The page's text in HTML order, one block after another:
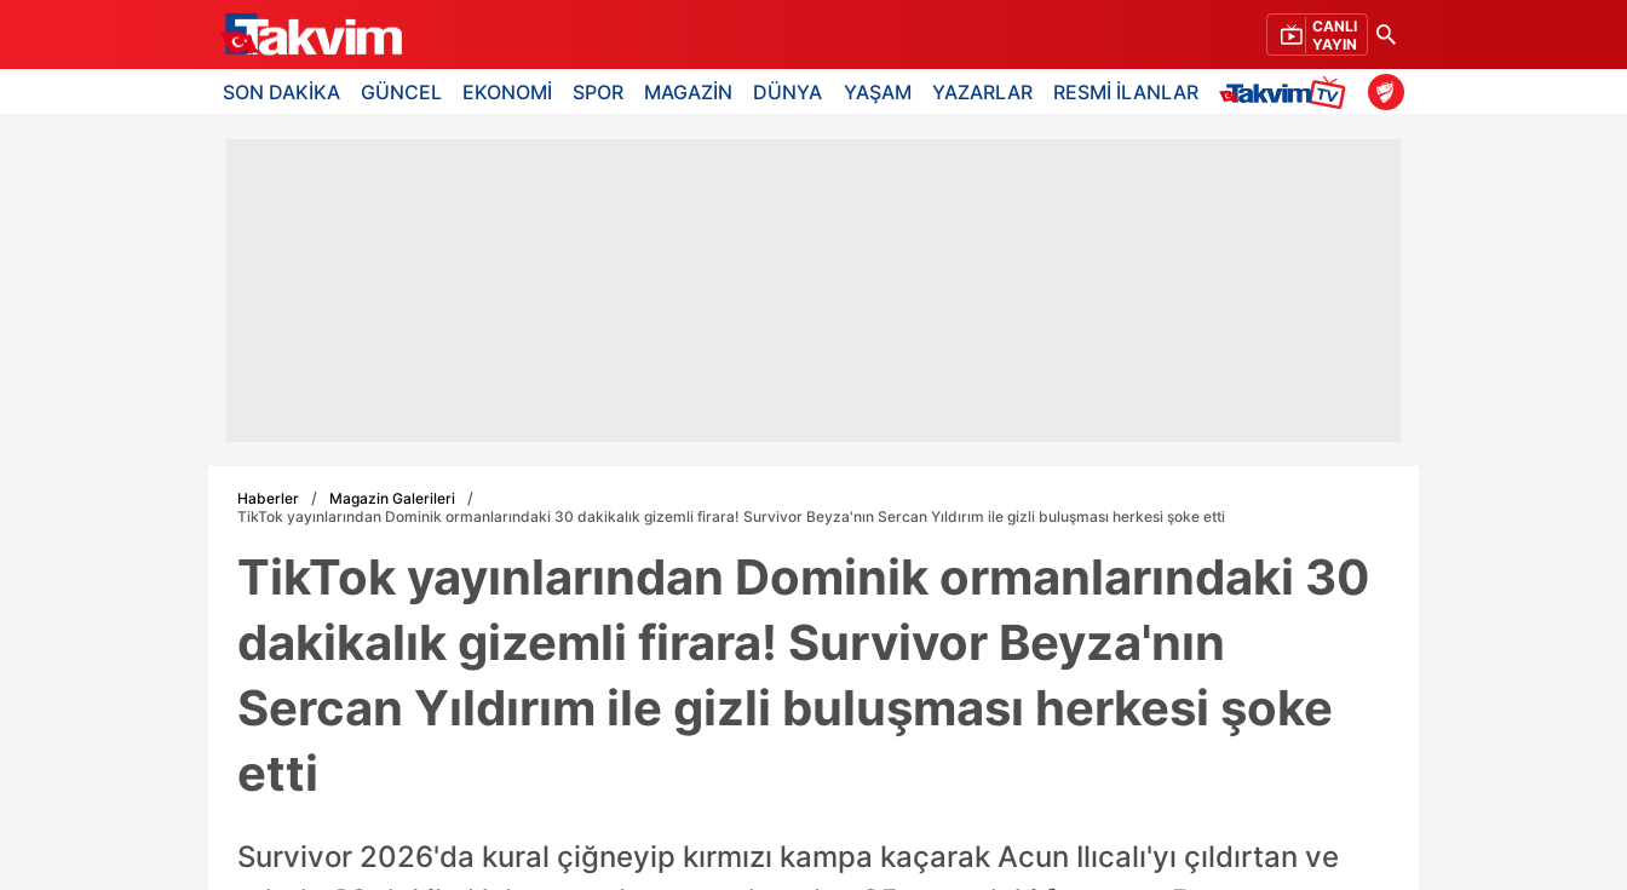
CANLI
YAYIN
SON DAKİKA GÜNCEL EKONOMİ SPOR MAGAZİN DÜNYA YAŞAM YAZARLAR RESMİ İLANLAR
Haberler
Magazin Galerileri
TikTok yayınlarından Dominik ormanlarındaki 30 dakikalık gizemli firara! Survivor Beyza'nın Sercan Yıldırım ile gizli buluşması herkesi şoke etti
TikTok yayınlarından Dominik ormanlarındaki 30
dakikalık gizemli firara! Survivor Beyza'nın
Sercan Yıldırım ile gizli buluşması herkesi şoke
etti
Survivor 2026'da kural çiğneyip kırmızı kampa kaçarak Acun Ilıcalı'yı çıldırtan ve